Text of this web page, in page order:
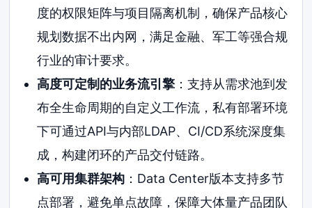
度的权限矩阵与项目隔离机制，确保产品核心
规划数据不出内网，满足金融、军工等强合规
行业的审计要求。
高度可定制的业务流引擎：支持从需求池到发
布全生命周期的自定义工作流，私有部署环境
下可通过API与内部LDAP、CI/CD系统深度集
成，构建闭环的产品交付链路。
高可用集群架构：Data Center版本支持多节
点部署，避免单点故障，保障大体量产品团队